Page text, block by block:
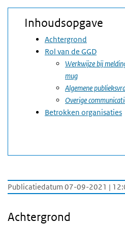
Publicatiedatum 07-09-2021 |
Achtergrond
Inhoudsopgave
Achtergrond
Rol van de GGD
Werkwijze bij
mug
Algemene
Overige
Betrokken organisaties